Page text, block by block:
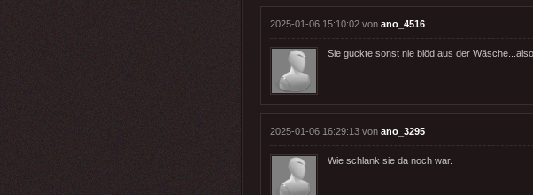
2025-01-06 15:10:02 von ano_4516
Sie guckte sonst nie blöd aus der
2025-01-06 16:29:13 von ano_3295
Wie schlank sie da noch war.